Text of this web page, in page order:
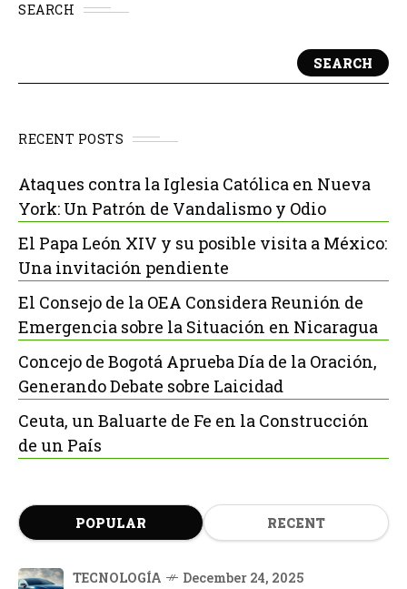
SEARCH
SEARCH
RECENT POSTS
Ataques contra la Iglesia Católica en Nueva
York: Un Patrón de Vandalismo y Odio
El Papa León XIV y su posible visita a México:
Una invitación pendiente
El Consejo de la OEA Considera Reunión de
Emergencia sobre la Situación en Nicaragua
Concejo de Bogotá Aprueba Día de la Oración,
Generando Debate sobre Laicidad
Ceuta, un Baluarte de Fe en la Construcción
de un País
POPULAR RECENT
TECNOLOGÍA December 24, 2025